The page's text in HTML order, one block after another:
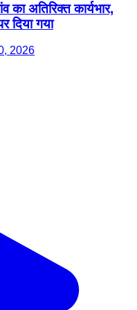
का अतिरिक्त कार्यभार,
दिया गया
2026